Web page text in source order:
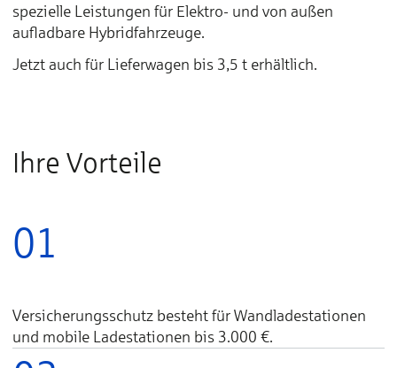
spezielle Leistungen für Elektro- und von außen
aufladbare Hybridfahrzeuge.
Jetzt auch für Lieferwagen bis 3,5 t erhältlich.
Ihre Vorteile
01
Versicherungsschutz besteht für Wandladestationen
und mobile Ladestationen bis 3.000 €.